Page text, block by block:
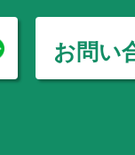
お問い